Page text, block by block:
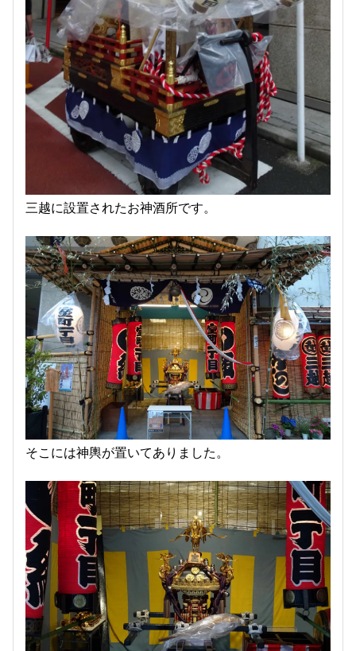
三越に設置されたお神酒所です。
そこには神輿が置いてありました。